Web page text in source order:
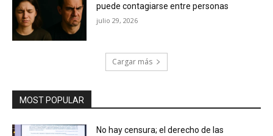
puede contagiarse entre personas
julio 29, 2026
Cargar más
MOST POPULAR
No hay censura; el derecho de las